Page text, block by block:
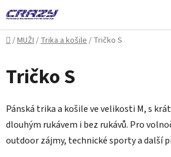
na
obsah
Domů
/MUŽI/Trika a košile/ Tričko S
Tričko S
Pánská trika a košile ve velikosti M, s
dlouhým rukávem i bez rukávů. Pro
outdoor zájmy, technické sporty a další